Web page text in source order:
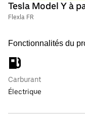
Tesla Model Y à
Flexla FR
Fonctionnalités du
Carburant
Électrique